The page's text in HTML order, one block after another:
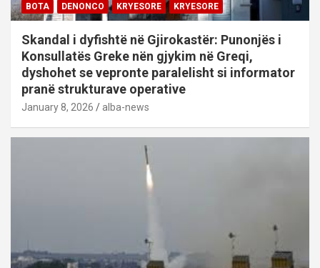
BOTA DENONCO KRYESORE KRYESORE
Skandal i dyfishtë në Gjirokastër: Punonjës i
Konsullatës Greke nën gjykim në Greqi,
dyshohet se vepronte paralelisht si informator
pranë strukturave operative
January 8, 2026 alba-news